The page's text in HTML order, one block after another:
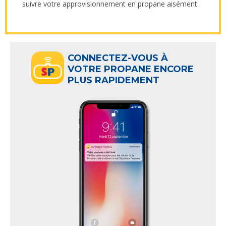
suivre votre approvisionnement en propane aisément.
CONNECTEZ-VOUS À
VOTRE PROPANE ENCORE
PLUS RAPIDEMENT